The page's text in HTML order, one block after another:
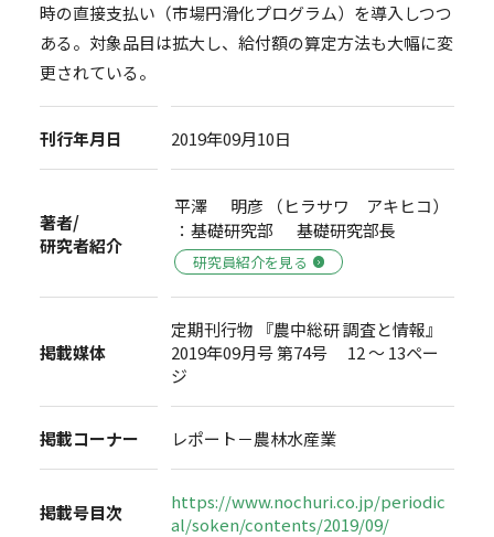
時の直接支払い（市場円滑化プログラム）を導入しつつ
ある。対象品目は拡大し、給付額の算定方法も大幅に変
更されている。
刊行年月日 2019年09月10日
著者/
研究者紹介
平澤 明彦 （ヒラサワ アキヒコ）
：基礎研究部 基礎研究部長
研究員紹介を見る
掲載媒体
定期刊行物 『農中総研 調査と情報』
2019年09月号 第74号 12 ～ 13ペー
ジ
掲載コーナー レポート－農林水産業
掲載号目次
https://www.nochuri.co.jp/periodic
al/soken/contents/2019/09/